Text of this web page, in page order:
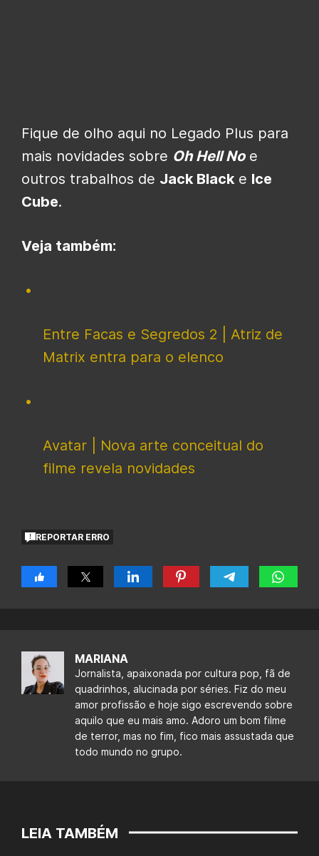
Fique de olho aqui no Legado Plus para
mais novidades sobre Oh Hell Noe
outros trabalhos de Jack Black e Ice
Cube.
Veja também:
Entre Facas e Segredos 2 | Atriz de
Matrix entra para o elenco
Avatar | Nova arte conceitual do
filme revela novidades
REPORTAR ERRO
MARIANA
Jornalista, apaixonada por cultura pop, fã de
quadrinhos, alucinada por séries. Fiz do meu
amor profissão e hoje sigo escrevendo sobre
aquilo que eu mais amo. Adoro um bom filme
de terror, mas no fim, fico mais assustada que
todo mundo no grupo.
LEIA TAMBÉM